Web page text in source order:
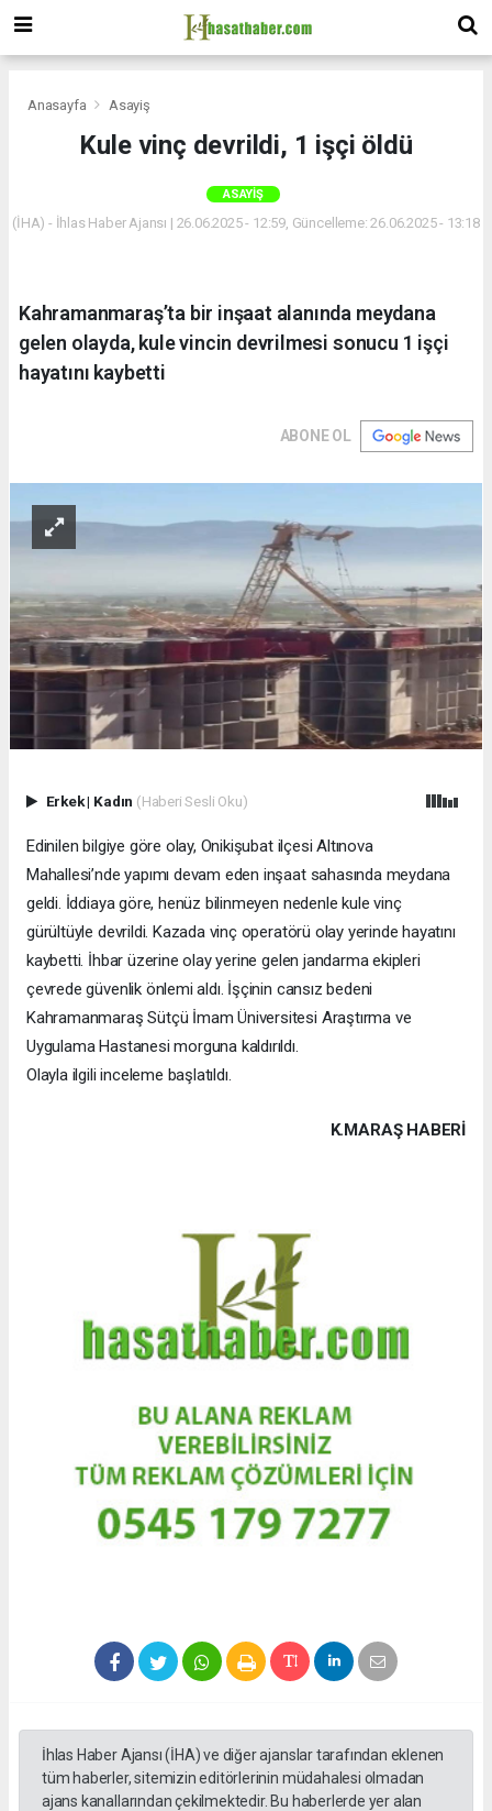
Anasayfa Asayiş
Kule vinç devrildi, 1 işçi öldü
ASAYIŞ
(İHA) - İhlas Haber Ajansı | 26.06.2025 - 12:59, Güncelleme: 26.06.2025 - 13:18
Kahramanmaraş’ta bir inşaat alanında meydana
gelen olayda, kule vincin devrilmesi sonucu 1 işçi
hayatını kaybetti
ABONE OL
Erkek| Kadın (Haberi Sesli Oku)
Edinilen bilgiye göre olay, Onikişubat ilçesi Altınova
Mahallesi’nde yapımı devam eden inşaat sahasında meydana
geldi. İddiaya göre, henüz bilinmeyen nedenle kule vinç
gürültüyle devrildi. Kazada vinç operatörü olay yerinde hayatını
kaybetti. İhbar üzerine olay yerine gelen jandarma ekipleri
çevrede güvenlik önlemi aldı. İşçinin cansız bedeni
Kahramanmaraş Sütçü İmam Üniversitesi Araştırma ve
Uygulama Hastanesi morguna kaldırıldı.
Olayla ilgili inceleme başlatıldı.
K.MARAŞ HABERİ
İhlas Haber Ajansı (İHA) ve diğer ajanslar tarafından eklenen
tüm haberler, sitemizin editörlerinin müdahalesi olmadan
ajans kanallarından çekilmektedir. Bu haberlerde yer alan